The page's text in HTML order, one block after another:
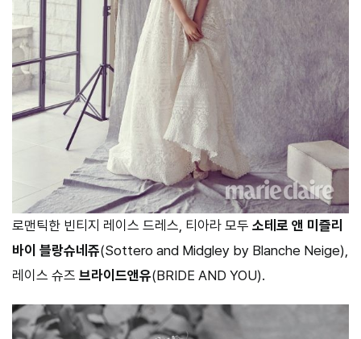
로맨틱한 빈티지 레이스 드레스, 티아라 모두 소테로 앤 미즐리
바이 블랑슈네쥬(Sottero and Midgley by Blanche Neige),
레이스 슈즈 브라이드앤유(BRIDE AND YOU).